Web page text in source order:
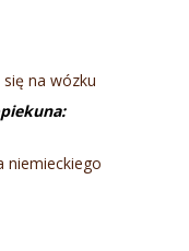
na wózku
niemieckiego